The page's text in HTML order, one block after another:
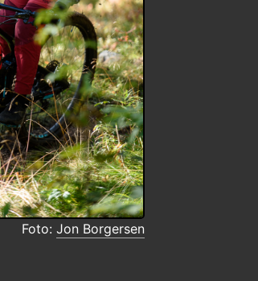
Foto: Jon Borgersen